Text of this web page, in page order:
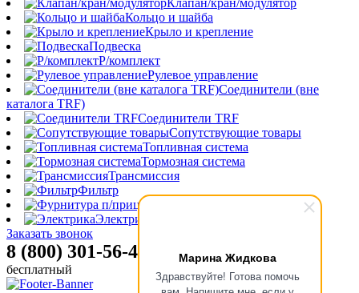
Марина Жидкова
Здравствуйте! Готова помочь
Кольцо и шайба
Крыло и крепление
Подвеска
Р/комплект
Рулевое управление
Соединители (вне
каталога TRF)
Соединители TRF
Сопутствующие товары
Топливная система
Тормозная система
Трансмиссия
Фильтр
Электрика
Заказать звонок
8 (800) 301-56-47
бесплатный